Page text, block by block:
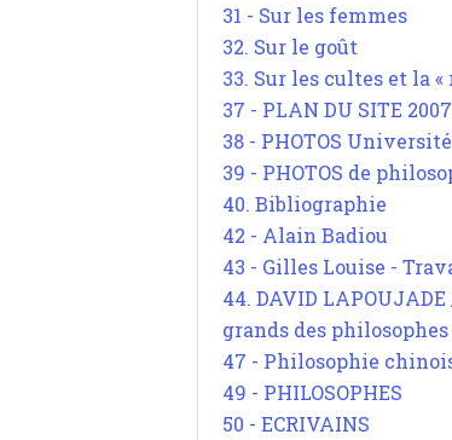
31 - Sur les femmes
32. Sur le goût
33. Sur les cultes et la
37 - PLAN DU SITE 2007
38 - PHOTOS
39 - PHOTOS de
40. Bibliographie
42 - Alain Badiou
43 - Gilles Louise -
44. DAVID
grands des
47 - Philosophie
49 - PHILOSOPHES
50 - ECRIVAINS